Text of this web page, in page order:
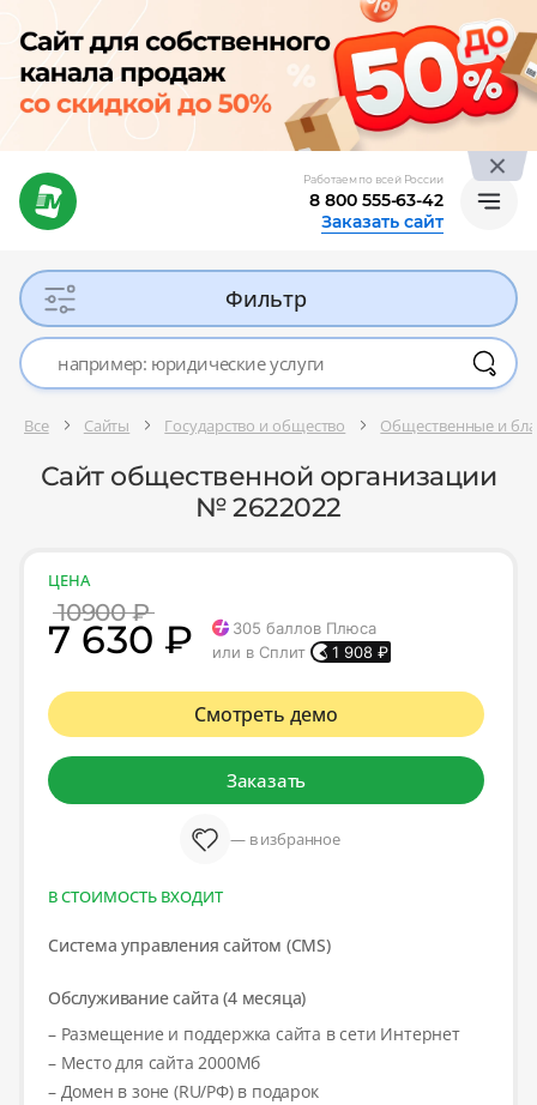
Работаем по всей России
8 800 555-63-42
Заказать сайт
Фильтр
Все Сайты Государство и общество Общественные и
Сайт общественной организации
№ 2622022
ЦЕНА
10900 ₽
7 630 ₽ 305 баллов Плюса
или в Сплит
1 908 ₽
Смотреть демо
Заказать
— в избранное
В СТОИМОСТЬ ВХОДИТ
Система управления сайтом (CMS)
Обслуживание сайта (4 месяца)
– Размещение и поддержка сайта в сети Интернет
– Место для сайта 2000Мб
– Домен в зоне (RU/РФ) в подарок